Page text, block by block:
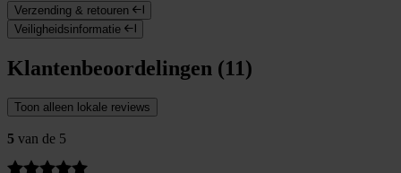
Verzending & retouren
Veiligheidsinformatie
Klantenbeoordelingen (11)
Toon alleen lokale reviews
5 van de 5